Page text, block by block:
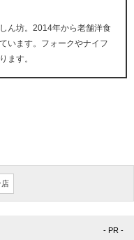
ん坊。2014年から老舗洋食
います。フォークやナイフ
ます。
店
- PR -